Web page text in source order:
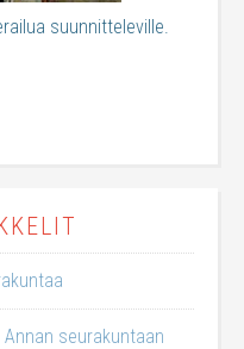
suunnitteleville.
seurakuntaan